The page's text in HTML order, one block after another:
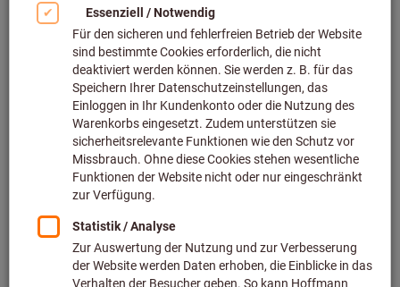
Bild zum Vergrößern anklicken